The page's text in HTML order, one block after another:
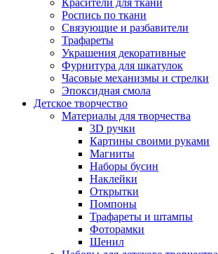
Красители для ткани
Роспись по ткани
Связующие и разбавители
Трафареты
Украшения декоративные
Фурнитура для шкатулок
Часовые механизмы и стрелки
Эпоксидная смола
Детское творчество
Материалы для творчества
3D ручки
Картины своими руками
Магниты
Наборы бусин
Наклейки
Открытки
Помпоны
Трафареты и штампы
Фоторамки
Шенил